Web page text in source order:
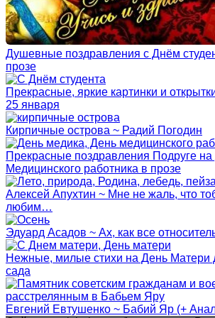
Душевные поздравления с Днём
прозе
Прекрасные, яркие картинки и
25 января
Кирпичные острова ~ Радий Погодин
Прекрасные поздравления Подруге
Медицинского работника в прозе
Алексей Апухтин ~ Мне не жаль, что
любим…
Эдуард Асадов ~ Ах, как все
Нежные, милые стихи на День Матери
сада
Евгений Евтушенко ~ Бабий Яр (+